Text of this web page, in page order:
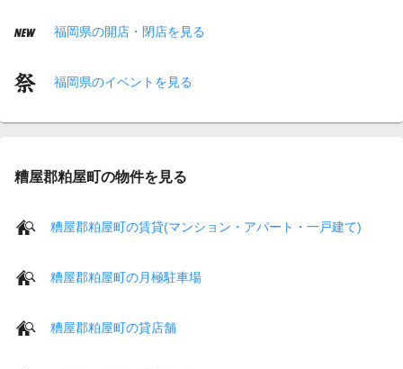
福岡県の開店・閉店を見る
福岡県のイベントを見る
糟屋郡粕屋町の物件を見る
糟屋郡粕屋町の賃貸(マンション・アパート・一戸建て)
糟屋郡粕屋町の月極駐車場
糟屋郡粕屋町の貸店舗